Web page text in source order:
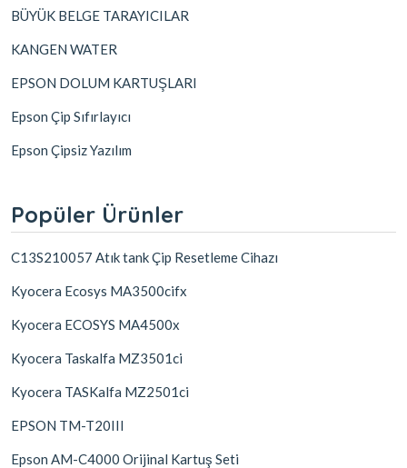
BÜYÜK BELGE TARAYICILAR
KANGEN WATER
EPSON DOLUM KARTUŞLARI
Epson Çip Sıfırlayıcı
Epson Çipsiz Yazılım
Popüler Ürünler
C13S210057 Atık tank Çip Resetleme Cihazı
Kyocera Ecosys MA3500cifx
Kyocera ECOSYS MA4500x
Kyocera Taskalfa MZ3501ci
Kyocera TASKalfa MZ2501ci
EPSON TM-T20III
Epson AM-C4000 Orijinal Kartuş Seti